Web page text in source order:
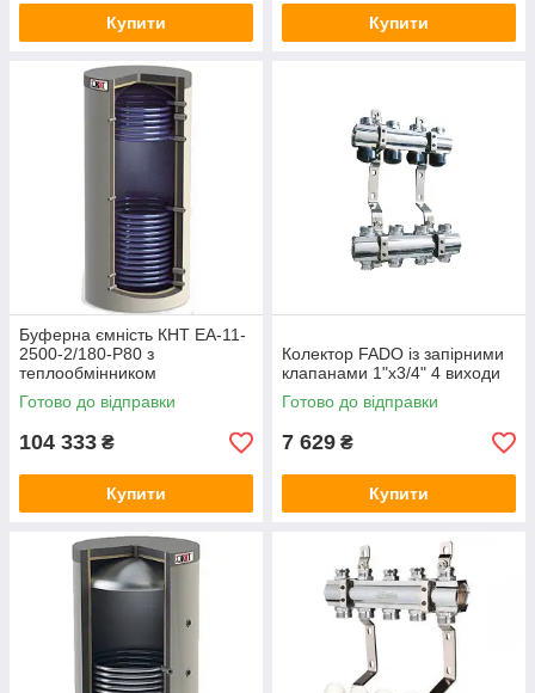
Купити Купити
Буферна ємність КНТ ЕА-11-
2500-2/180-P80 з
теплообмінником
Готово до відправки
104 333 ₴
Купити
Колектор FADO із запірними
клапанами 1"х3/4" 4 виходи
Готово до відправки
7 629 ₴
Купити